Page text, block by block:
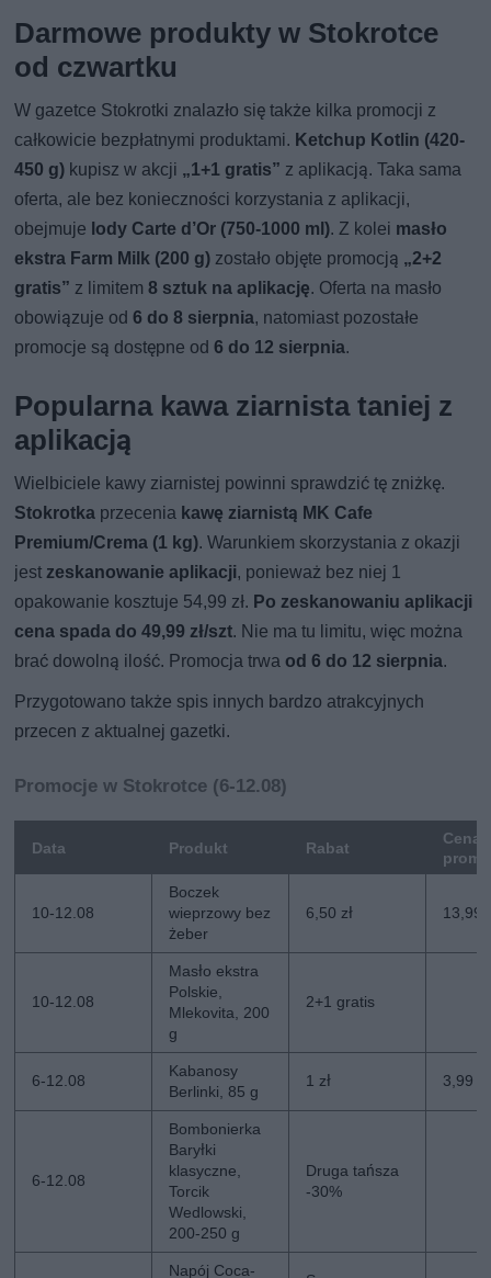
Darmowe produkty w Stokrotce
od czwartku
W gazetce Stokrotki znalazło się także kilka promocji z
całkowicie bezpłatnymi produktami. Ketchup Kotlin (420-
450 g) kupisz w akcji „1+1 gratis” z aplikacją. Taka sama
oferta, ale bez konieczności korzystania z aplikacji,
obejmuje lody Carte d’Or (750-1000 ml). Z kolei masło
ekstra Farm Milk (200 g) zostało objęte promocją „2+2
gratis” z limitem8 sztuk na aplikację. Oferta na masło
obowiązuje od6 do 8 sierpnia, natomiast pozostałe
promocje są dostępne od6 do 12 sierpnia.
Popularna kawa ziarnista taniej z
aplikacją
Wielbiciele kawy ziarnistej powinni sprawdzić tę zniżkę.
Stokrotka przecenia kawę ziarnistą MK Cafe
Premium/Crema (1 kg). Warunkiem skorzystania z okazji
jest zeskanowanie aplikacji, ponieważ bez niej 1
opakowanie kosztuje 54,99 zł. Po zeskanowaniu aplikacji
cena spada do 49,99 zł/szt. Nie ma tu limitu, więc można
brać dowolną ilość. Promocja trwa od 6 do 12 sierpnia.
Przygotowano także spis innych bardzo atrakcyjnych
przecen z aktualnej gazetki.
Promocje w Stokrotce (6-12.08)
Data Produkt Rabat
Cena
10-12.08
Boczek
wieprzowy bez
żeber
6,50 zł 13,99
10-12.08
Masło ekstra
Polskie,
Mlekovita, 200
g
2+1 gratis
6-12.08
Kabanosy
Berlinki, 85 g
1 zł 3,99
6-12.08
Bombonierka
Baryłki
klasyczne,
Torcik
Wedlowski,
200-250 g
Druga tańsza
-30%
Napój Coca-